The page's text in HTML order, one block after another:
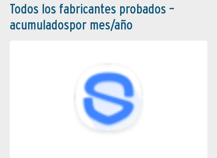
Todos los fabricantes probados –
acumuladospor mes/año